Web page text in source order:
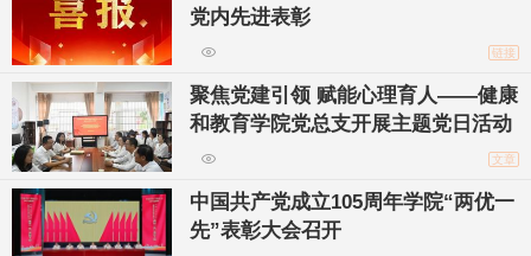
党内先进表彰
链接
聚焦党建引领 赋能心理育人——健康
和教育学院党总支开展主题党日活动
文章
中国共产党成立105周年学院“两优一
先”表彰大会召开